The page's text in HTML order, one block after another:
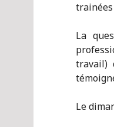
La
travail)
Le